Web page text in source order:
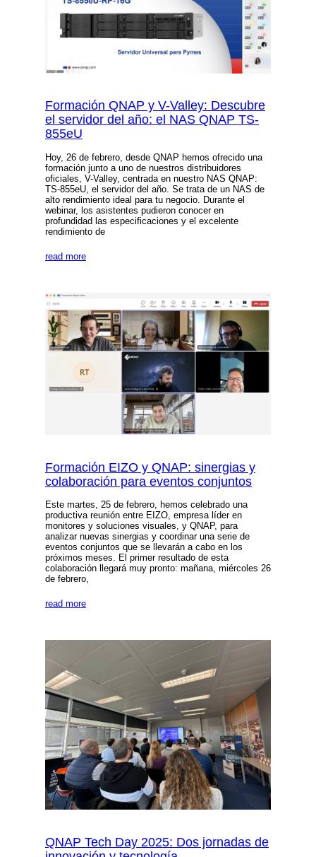
Formación QNAP y V-Valley: Descubre
el servidor del año: el NAS QNAP TS-
855eU
Hoy, 26 de febrero, desde QNAP hemos ofrecido una
formación junto a uno de nuestros distribuidores
oficiales, V-Valley, centrada en nuestro NAS QNAP:
TS-855eU, el servidor del año. Se trata de un NAS de
alto rendimiento ideal para tu negocio. Durante el
webinar, los asistentes pudieron conocer en
profundidad las especificaciones y el excelente
rendimiento de
read more
Formación EIZO y QNAP: sinergias y
colaboración para eventos conjuntos
Este martes, 25 de febrero, hemos celebrado una
productiva reunión entre EIZO, empresa líder en
monitores y soluciones visuales, y QNAP, para
analizar nuevas sinergias y coordinar una serie de
eventos conjuntos que se llevarán a cabo en los
próximos meses. El primer resultado de esta
colaboración llegará muy pronto: mañana, miércoles 26
de febrero,
read more
QNAP Tech Day 2025: Dos jornadas de